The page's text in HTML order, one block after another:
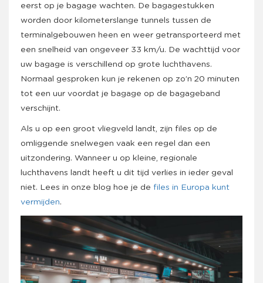
eerst op je bagage wachten. De bagagestukken
worden door kilometerslange tunnels tussen de
terminalgebouwen heen en weer getransporteerd met
een snelheid van ongeveer 33 km/u. De wachttijd voor
uw bagage is verschillend op grote luchthavens.
Normaal gesproken kun je rekenen op zo’n 20 minuten
tot een uur voordat je bagage op de bagageband
verschijnt.
Als u op een groot vliegveld landt, zijn files op de
omliggende snelwegen vaak een regel dan een
uitzondering. Wanneer u op kleine, regionale
luchthavens landt heeft u dit tijd verlies in ieder geval
niet. Lees in onze blog hoe je de files in Europa kunt
vermijden.